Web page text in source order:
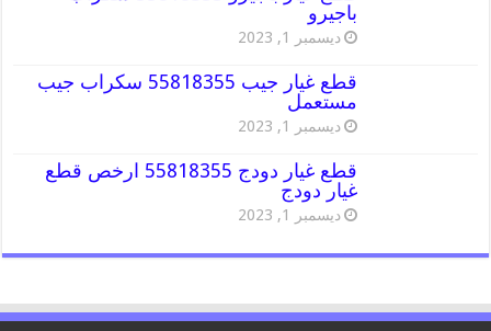
باجيرو
ديسمبر 1, 2023
قطع غيار جيب 55818355 سكراب جيب
مستعمل
ديسمبر 1, 2023
قطع غيار دودج 55818355 ارخص قطع
غيار دودج
ديسمبر 1, 2023